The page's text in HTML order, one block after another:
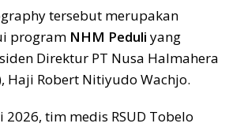
tersebut merupakan
program NHM Peduli yang
Direktur PT Nusa Halmahera
Haji Robert Nitiyudo Wachjo.
2026, tim medis RSUD Tobelo